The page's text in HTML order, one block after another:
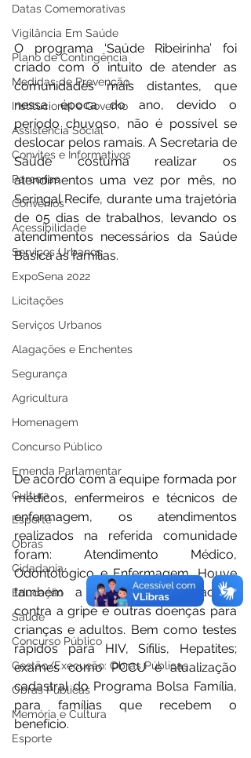
Datas Comemorativas
Vigilância Em Saúde
Plano de Contingência
Medidas de Prevenção
Institucional e Governo
Assistência Social
Convites e Informativos
Parcerias
Convênios
Acessibilidade
Serviços Urbanos
ExpoSena 2022
Licitações
Serviços Urbanos
Alagações e Enchentes
Segurança
Agricultura
Homenagem
Concurso Público
Emenda Parlamentar
Cultura
Esporte
Obras
Cidadania
Educação
Saúde
Concurso Público
Gestão/Execução: Obras Públicas
Obras Públicas
Memória e Cultura
Esporte
O programa ‘Saúde Ribeirinha’ foi
criado com o intuito de atender as
comunidades mais distantes, que
nessa época do ano, devido o
período chuvoso, não é possível se
deslocar pelos ramais. A Secretaria de
Saúde costuma realizar os
atendimentos uma vez por mês, no
Seringal Recife, durante uma trajetória
de 05 dias de trabalhos, levando os
atendimentos necessários da Saúde
Básica às famílias.
De acordo com a equipe formada por
médicos, enfermeiros e técnicos de
enfermagem, os atendimentos
realizados na referida comunidade
foram: Atendimento Médico,
Odontológico e Enfermagem. Houve
também a realização de vacinas
contra a gripe e outras doenças para
crianças e adultos. Bem como testes
rápidos para HIV, Sífilis, Hepatites;
exames como PCCU e atualização
cadastral do Programa Bolsa Família,
para famílias que recebem o
benefício.